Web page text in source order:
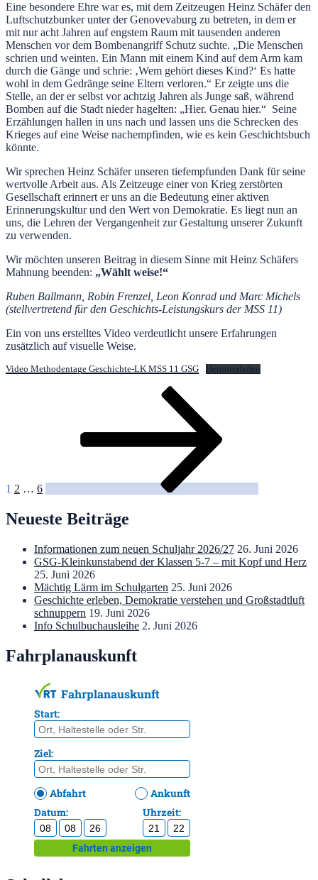
Eine besondere Ehre war es, mit dem Zeitzeugen Heinz Schäfer den
Luftschutzbunker unter der Genovevaburg zu betreten, in dem er
mit nur acht Jahren auf engstem Raum mit tausenden anderen
Menschen vor dem Bombenangriff Schutz suchte. „Die Menschen
schrien und weinten. Ein Mann mit einem Kind auf dem Arm kam
durch die Gänge und schrie: ‚Wem gehört dieses Kind?‘ Es hatte
wohl in dem Gedränge seine Eltern verloren.“ Er zeigte uns die
Stelle, an der er selbst vor achtzig Jahren als Junge saß, während
Bomben auf die Stadt nieder hagelten: „Hier. Genau hier.“ Seine
Erzählungen hallen in uns nach und lassen uns die Schrecken des
Krieges auf eine Weise nachempfinden, wie es kein Geschichtsbuch
könnte.
Wir sprechen Heinz Schäfer unseren tiefempfunden Dank für seine
wertvolle Arbeit aus. Als Zeitzeuge einer von Krieg zerstörten
Gesellschaft erinnert er uns an die Bedeutung einer aktiven
Erinnerungskultur und den Wert von Demokratie. Es liegt nun an
uns, die Lehren der Vergangenheit zur Gestaltung unserer Zukunft
zu verwenden.
Wir möchten unseren Beitrag in diesem Sinne mit Heinz Schäfers
Mahnung beenden: „Wählt weise!“
Ruben Ballmann, Robin Frenzel, Leon Konrad und Marc Michels
(stellvertretend für den Geschichts-Leistungskurs der MSS 11)
Ein von uns erstelltes Video verdeutlicht unsere Erfahrungen
zusätzlich auf visuelle Weise.
Video Methodentage Geschichte-LK MSS 11 GSG Herunterladen
1 2 … 6
Neueste Beiträge
Informationen zum neuen Schuljahr 2026/27 26. Juni 2026
GSG-Kleinkunstabend der Klassen 5-7 – mit Kopf und Herz
25. Juni 2026
Mächtig Lärm im Schulgarten 25. Juni 2026
Geschichte erleben, Demokratie verstehen und Großstadtluft
schnuppern 19. Juni 2026
Info Schulbuchausleihe 2. Juni 2026
Fahrplanauskunft